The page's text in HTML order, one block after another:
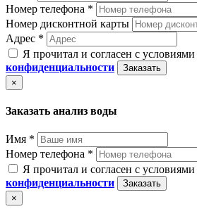
Номер телефона *
Номер дисконтной карты
Адрес *
Я прочитал и согласен с условиями
конфиденциальности
Заказать
×
Заказать анализ воды
Имя *
Номер телефона *
Я прочитал и согласен с условиями
конфиденциальности
Заказать
×